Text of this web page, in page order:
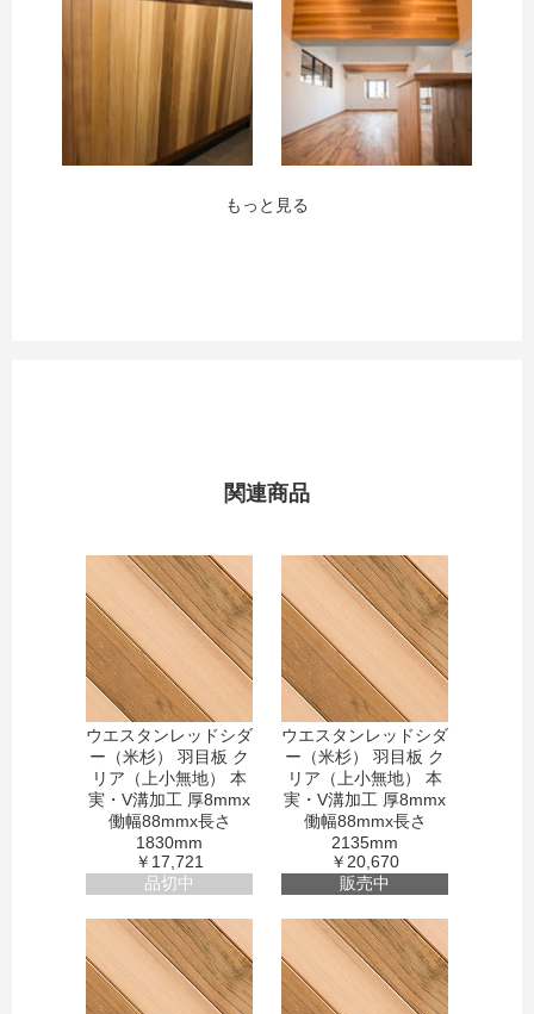
お買い物を続ける
カートへ進む
もっと見る
関連商品
ウエスタンレッドシダ
ー（米杉） 羽目板 ク
リア（上小無地） 本
実・V溝加工 厚8mmx
働幅88mmx長さ
1830mm
￥17,721
品切中
ウエスタンレッドシダ
ー（米杉） 羽目板 ク
リア（上小無地） 本
実・V溝加工 厚8mmx
働幅88mmx長さ
2135mm
￥20,670
販売中